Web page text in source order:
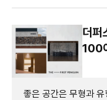
더퍼
100
좋은 공간은 무형과 유